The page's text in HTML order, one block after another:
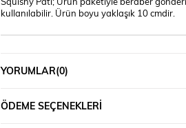
kullanılabilir. Ürün boyu yaklaşık 10 cmdir.
YORUMLAR(0)
ÖDEME SEÇENEKLERI